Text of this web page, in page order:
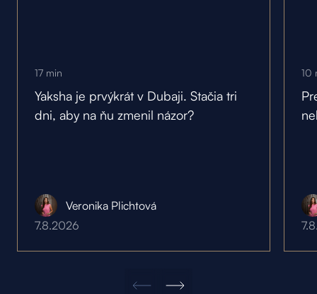
17min
Yaksha je prvýkrát v Dubaji. Stačia tri
dni, aby na ňu zmenil názor?
Veronika Plichtová
7.8.2026
10